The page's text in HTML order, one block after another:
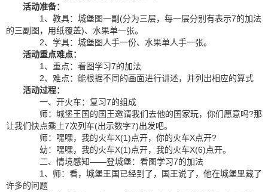
活动准备：
1、教具：城堡图一副(分为三层，每一层分别有表示7的加法
的三副图，用纸覆盖)、水果单一张。
2、学具：城堡图人手一份、水果单人手一张。
活动重点难点：
1、重点：看图学习7的加法
2、难点：能根据不同的画面进行讲述，并列出相应的算式
活动过程：
一、开火车：复习7的组成
师：城堡王国的国王邀请我们去他的国家玩，你们愿意吗?那
让我们快点乘上7次列车(出示数字7)出发吧。
师：嘿嘿，我的火车X(1)点开，你的火车X点开?
幼：嘿嘿，我的火车X(1)点开，我的火车X(6)点开。
二、情境感知——登城堡：看图学习7的加法
1、师：看，城堡王国已经到了，国王说了，他在城堡里藏了
许多的问题